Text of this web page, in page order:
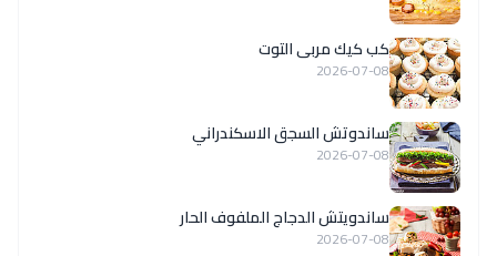
كب كيك مربى التوت
2026-07-08
ساندوتش السجق الاسكندراني
2026-07-08
ساندويتش الدجاج الملفوف الحار
2026-07-08